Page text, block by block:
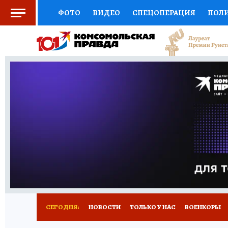
ФОТО ВИДЕО СПЕЦОПЕРАЦИЯ
СОЦПОДДЕРЖКА НАУКА СПОРТ
ВЫБОР ЭКСПЕРТОВ ДОКТОР
ПРОГНОЗЫ НА СПОРТ
НОВОЕ
СЕГОДНЯ: НОВОСТИ ТОЛЬКО У НАС ВОЕНКОРЫ